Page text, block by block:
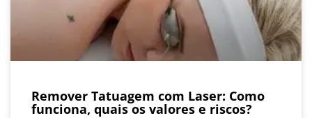
Remover Tatuagem com Laser: Como
funciona, quais os valores e riscos?